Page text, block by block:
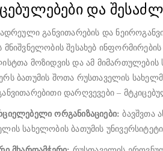
და
ადრეული განვითარების და
მნიშვნელობის შესახებ
მოზიდვის და ამ მიმართულების
ბათუმის შოთა რუსთაველის
დარღვევები –
ორგანიზაციები: ბავშვთა
სახელობის ბათუმის